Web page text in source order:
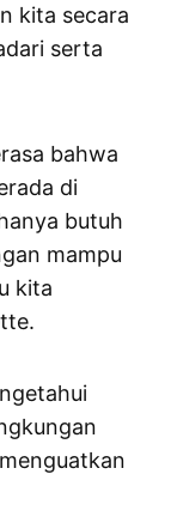
kita secara
serta
bahwa
di
butuh
mampu
kita